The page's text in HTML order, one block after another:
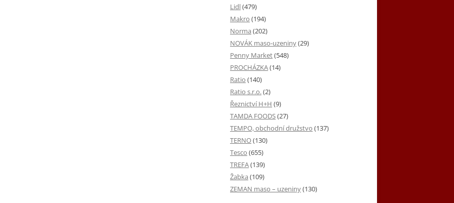
Lidl(479)
Makro (194)
Norma (202)
NOVÁK maso-uzeniny(29)
Penny Market(548)
PROCHÁZKA(14)
Ratio (140)
Ratio s.r.o.(2)
Řeznictví H+H (9)
TAMDA FOODS(27)
TEMPO, obchodní družstvo (137)
TERNO(130)
Tesco (655)
TREFA(139)
Žabka (109)
ZEMAN maso – uzeniny(130)